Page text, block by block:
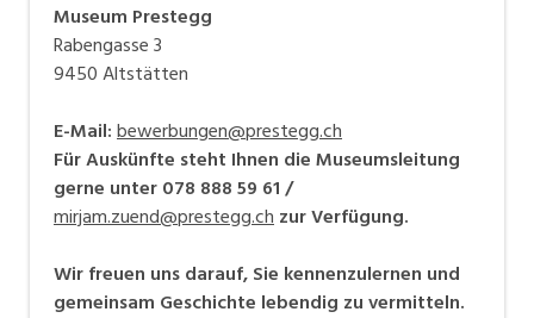
Museum Prestegg
Rabengasse 3
9450 Altstätten
E-Mail:bewerbungen@prestegg.ch
Für Auskünfte steht Ihnen die Museumsleitung
gerne unter 078 888 59 61 /
mirjam.zuend@prestegg.chzur Verfügung.
Wir freuen uns darauf, Sie kennenzulernen und
gemeinsam Geschichte lebendig zu vermitteln.